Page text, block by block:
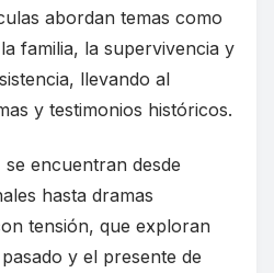
abordan temas como
familia, la supervivencia y
llevando al
y testimonios históricos.
encuentran desde
hasta dramas
tensión, que exploran
y el presente de